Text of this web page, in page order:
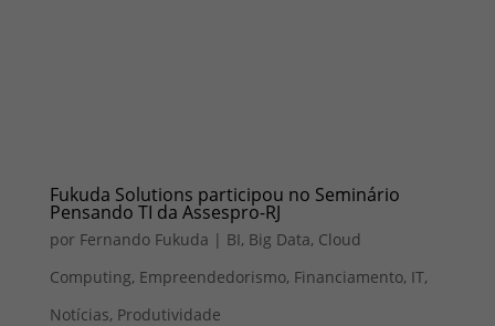
Fukuda Solutions participou no Seminário
Pensando TI da Assespro-RJ
por Fernando Fukuda | BI, Big Data, Cloud
Computing, Empreendedorismo, Financiamento, IT,
Notícias, Produtividade